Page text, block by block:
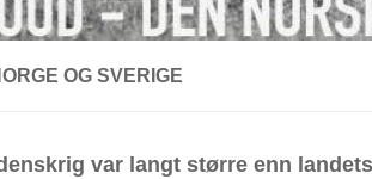
OG SVERIGE
var langt større enn